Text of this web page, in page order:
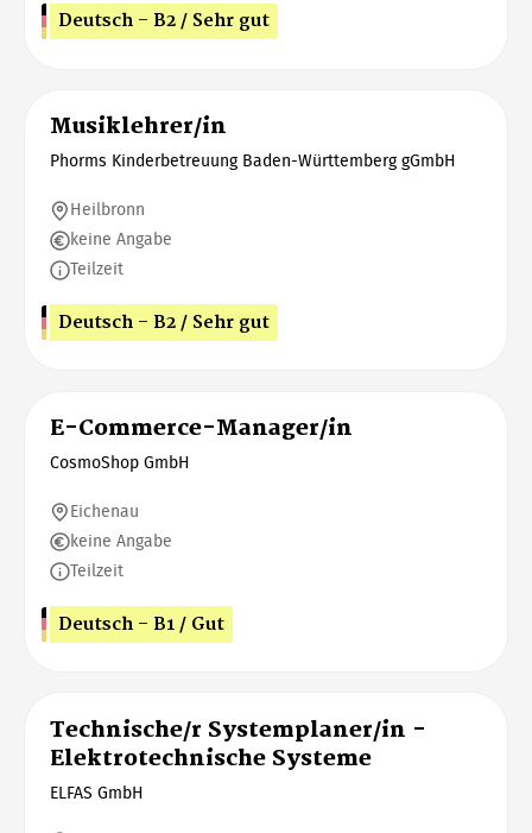
Deutsch - B2 / Sehr gut
Musiklehrer/in
Phorms Kinderbetreuung Baden-Württemberg gGmbH
Heilbronn
keine Angabe
Teilzeit
Deutsch - B2 / Sehr gut
E-Commerce-Manager/in
CosmoShop GmbH
Eichenau
keine Angabe
Teilzeit
Deutsch - B1 / Gut
Technische/r Systemplaner/in -
Elektrotechnische Systeme
ELFAS GmbH